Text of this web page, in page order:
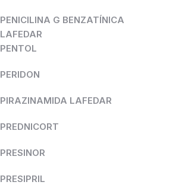
PENICILINA G BENZATÍNICA
LAFEDAR
PENTOL
PERIDON
PIRAZINAMIDA LAFEDAR
PREDNICORT
PRESINOR
PRESIPRIL